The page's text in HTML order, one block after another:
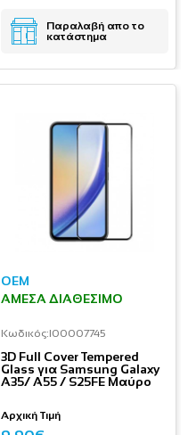
Παραλαβή απο το
κατάστημα
OEM
ΆΜΕΣΑ ΔΙΑΘΈΣΙΜΟ
Κωδικός:I00007745
3D Full Cover Tempered
Glass για Samsung Galaxy
A35/ A55 / S25FE Μαύρο
Αρχική Τιμή